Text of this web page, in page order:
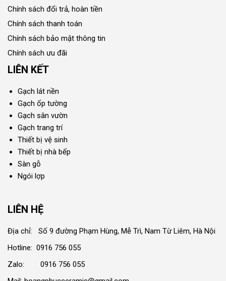
Chính sách đổi trả, hoàn tiền
Chính sách thanh toán
Chính sách bảo mật thông tin
Chính sách ưu đãi
LIÊN KẾT
Gạch lát nền
Gạch ốp tường
Gạch sân vườn
Gạch trang trí
Thiết bị vệ sinh
Thiết bị nhà bếp
Sàn gỗ
Ngói lợp
LIÊN HỆ
Địa chỉ: Số 9 đường Phạm Hùng, Mễ Trì, Nam Từ Liêm, Hà Nội
Hotline: 0916 756 055
Zalo: 0916 756 055